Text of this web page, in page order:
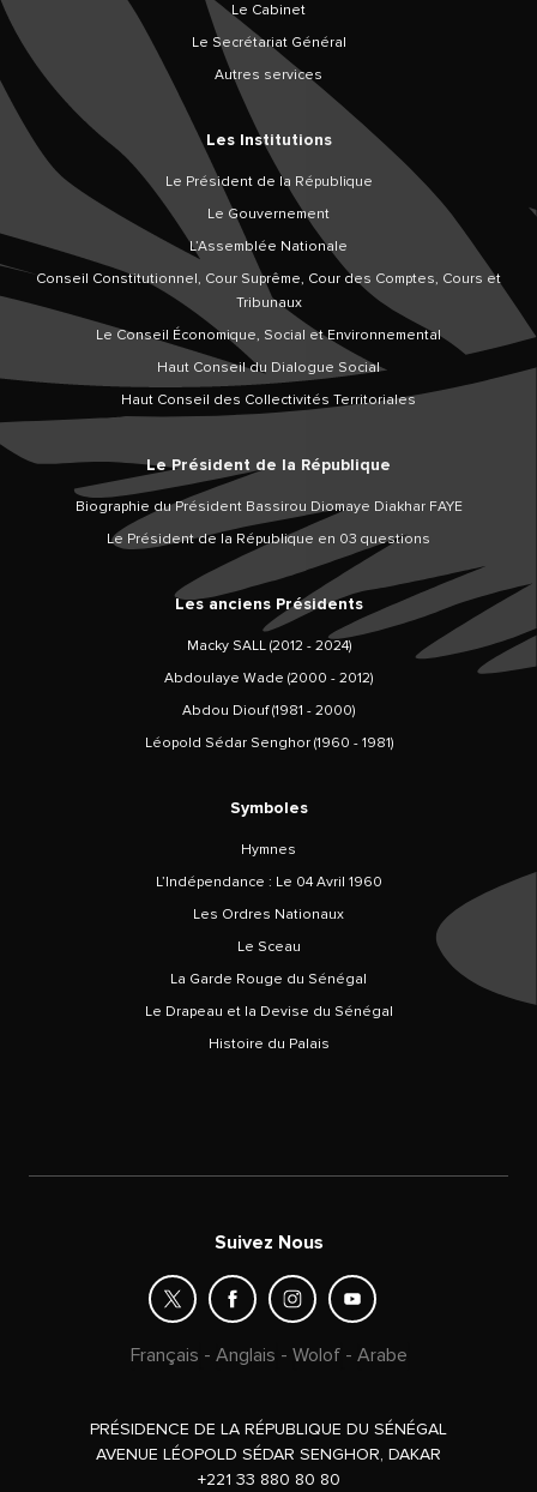
Le Cabinet
Le Secrétariat Général
Autres services
Les Institutions
Le Président de la République
Le Gouvernement
L’Assemblée Nationale
Conseil Constitutionnel, Cour Suprême, Cour des Comptes, Cours et
Tribunaux
Le Conseil Économique, Social et Environnemental
Haut Conseil du Dialogue Social
Haut Conseil des Collectivités Territoriales
Le Président de la République
Biographie du Président Bassirou Diomaye Diakhar FAYE
Le Président de la République en 03 questions
Les anciens Présidents
Macky SALL (2012 - 2024)
Abdoulaye Wade (2000 - 2012)
Abdou Diouf (1981 - 2000)
Léopold Sédar Senghor (1960 - 1981)
Symboles
Hymnes
L’Indépendance : Le 04 Avril 1960
Les Ordres Nationaux
Le Sceau
La Garde Rouge du Sénégal
Le Drapeau et la Devise du Sénégal
Histoire du Palais
Suivez Nous
Français - Anglais - Wolof- Arabe
PRÉSIDENCE DE LA RÉPUBLIQUE DU SÉNÉGAL
AVENUE LÉOPOLD SÉDAR SENGHOR, DAKAR
+221 33 880 80 80